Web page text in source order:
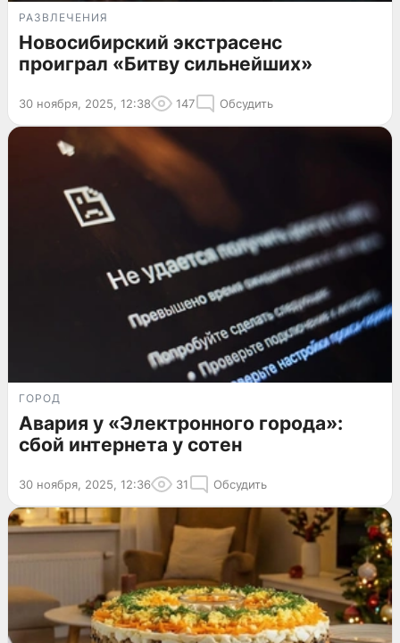
РАЗВЛЕЧЕНИЯ
Новосибирский экстрасенс
проиграл «Битву сильнейших»
30 ноября, 2025, 12:38 147 Обсудить
ГОРОД
Авария у «Электронного города»:
сбой интернета у сотен
30 ноября, 2025, 12:36 31 Обсудить